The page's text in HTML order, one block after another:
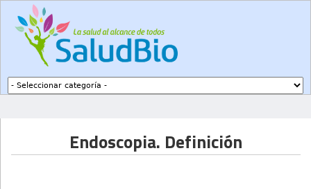
Endoscopia. Definición